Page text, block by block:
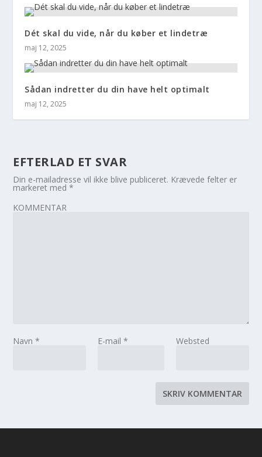
Dét skal du vide, når du køber et lindetræ
maj 12, 2025
Sådan indretter du din have helt optimalt
maj 12, 2025
EFTERLAD ET SVAR
Din e-mailadresse vil ikke blive publiceret. Krævede felter er
markeret med*
KOMMENTAR
Navn* E-mail * Websted